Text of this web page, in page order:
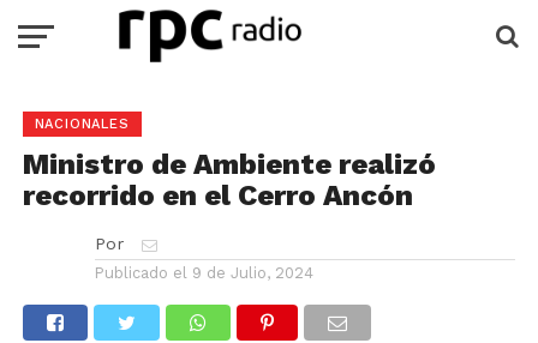
NACIONALES
Ministro de Ambiente realizó
recorrido en el Cerro Ancón
Por
Publicado el 9 de Julio, 2024